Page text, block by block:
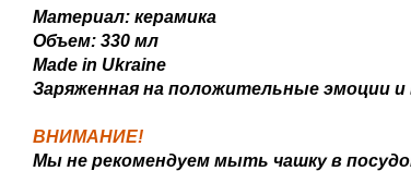
Материал: керамика
Объем: 330 мл
Made in Ukraine
Заряженная на положительные эмоции и
ВНИМАНИЕ!
Мы не рекомендуем мыть чашку в